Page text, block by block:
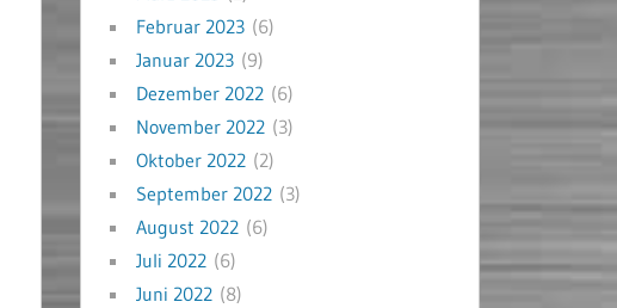
Februar 2023 (6)
Januar 2023 (9)
Dezember 2022 (6)
November 2022 (3)
Oktober 2022 (2)
September 2022 (3)
August 2022 (6)
Juli 2022 (6)
Juni 2022 (8)